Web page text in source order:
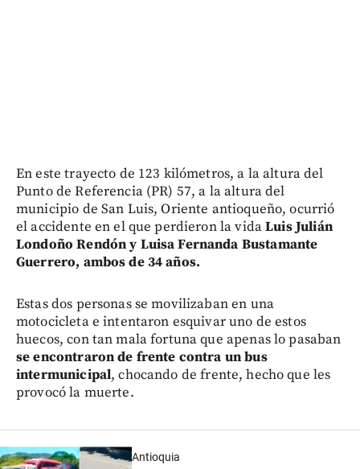
En este trayecto de 123 kilómetros, a la altura del
Punto de Referencia (PR) 57, a la altura del
municipio de San Luis, Oriente antioqueño, ocurrió
el accidente en el que perdieron la vidaLuis Julián
Londoño Rendón y Luisa Fernanda Bustamante
Guerrero, ambos de 34 años.
Estas dos personas se movilizaban en una
motocicleta e intentaron esquivar uno de estos
huecos, con tan mala fortuna que apenas lo pasaban
se encontraron de frente contra un bus
intermunicipal, chocando de frente, hecho que les
provocó la muerte.
Antioquia